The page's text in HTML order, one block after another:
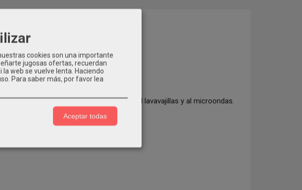
la técnica de sublimación. Resistente al lavavajillas y al microondas.
cookies son una importante
jugosas ofertas, recuerdan
web se vuelve lenta. Haciendo
Para saber más, por favor lea
Aceptar todas